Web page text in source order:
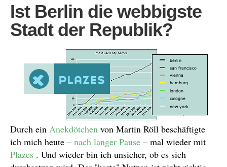
Ist Berlin die webbigste
Stadt der Republik?
Durch ein Anekdötchen von Martin Röll beschäftigte
ich mich heute – nach langer Pause – mal wieder mit
Plazes . Und wieder bin ich unsicher, ob es sich